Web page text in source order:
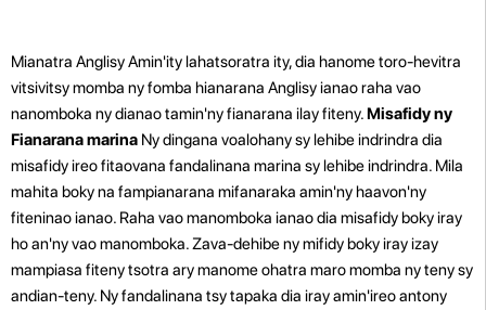
Mianatra Anglisy Amin'ity lahatsoratra ity, dia hanome toro-hevitra
vitsivitsy momba ny fomba hianarana Anglisy ianao raha vao
nanomboka ny dianao tamin'ny fianarana ilay fiteny.Misafidy ny
Fianarana marina Ny dingana voalohany sy lehibe indrindra dia
misafidy ireo fitaovana fandalinana marina sy lehibe indrindra. Mila
mahita boky na fampianarana mifanaraka amin'ny haavon'ny
fiteninao ianao. Raha vao manomboka ianao dia misafidy boky iray
ho an'ny vao manomboka. Zava-dehibe ny mifidy boky iray izay
mampiasa fiteny tsotra ary manome ohatra maro momba ny teny sy
andian-teny. Ny fandalinana tsy tapaka dia iray amin'ireo antony